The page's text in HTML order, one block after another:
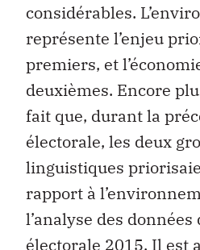
considérables.
représente l’enjeu
premiers, et
deuxièmes. Encore
fait que, durant la
électorale, les deux
linguistiques
rapport à
l’analyse des données
électorale 2015. Il est